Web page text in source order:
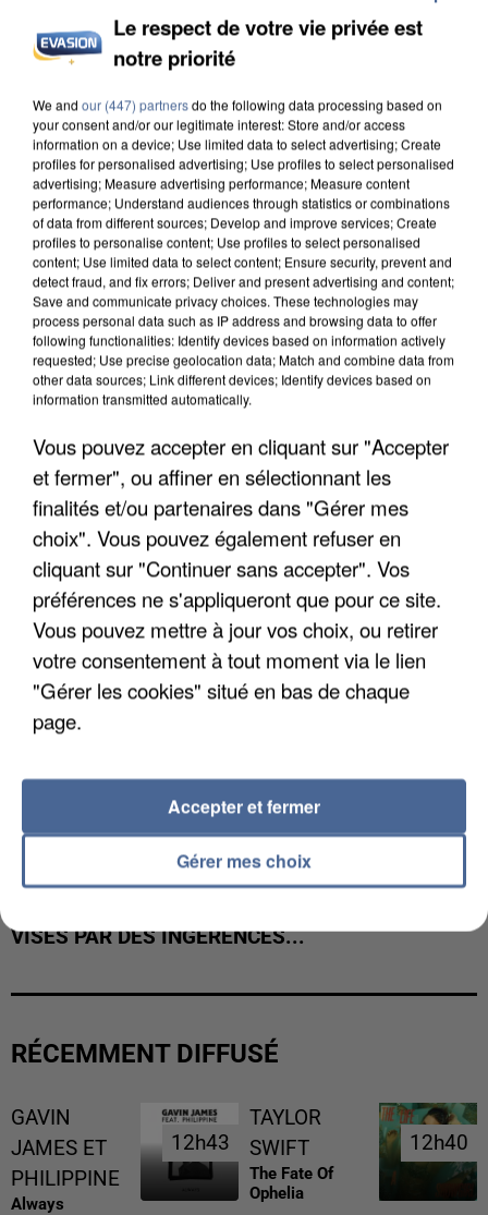
UNE TOURISTE DE L’OISE EMPORTÉE PAR UNE
COULÉE DE BOUE EN HAUTE-SAVOIE
LES DONNÉES DE 300 000 CLIENTS DÉROBÉES À
INTERMARCHÉ APRÈS UNE...
VISÉS PAR DES INGÉRENCES...
RÉCEMMENT DIFFUSÉ
GAVIN
JAMES ET
PHILIPPINE
Always
12h43
12h43
TAYLOR
SWIFT
The Fate Of
Ophelia
12h40
12h40
Le respect de votre vie privée est
notre priorité
We and our (447) partnersdo the following data processing based on
your consent and/or our legitimate interest: Store and/or access
information on a device; Use limited data to select advertising; Create
profiles for personalised advertising; Use profiles to select personalised
advertising; Measure advertising performance; Measure content
performance; Understand audiences through statistics or combinations
of data from different sources; Develop and improve services; Create
profiles to personalise content; Use profiles to select personalised
content; Use limited data to select content; Ensure security, prevent and
detect fraud, and fix errors; Deliver and present advertising and content;
Save and communicate privacy choices. These technologies may
process personal data such as IP address and browsing data to offer
following functionalities: Identify devices based on information actively
requested; Use precise geolocation data; Match and combine data from
other data sources; Link different devices; Identify devices based on
information transmitted automatically.
Vous pouvez accepter en cliquant sur "Accepter
et fermer", ou affiner en sélectionnant les
finalités et/ou partenaires dans "Gérer mes
choix". Vous pouvez également refuser en
cliquant sur "Continuer sans accepter". Vos
préférences ne s'appliqueront que pour ce site.
Vous pouvez mettre à jour vos choix, ou retirer
votre consentement à tout moment via le lien
"Gérer les cookies" situé en bas de chaque
page.
Gérer mes choix
Accepter et fermer